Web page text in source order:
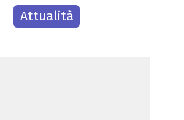
Attualità